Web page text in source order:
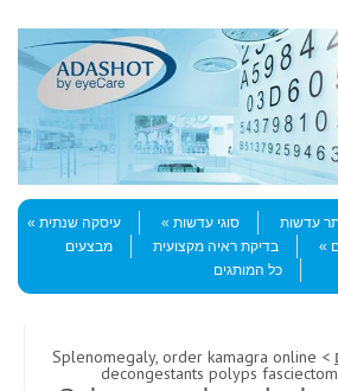
עדשות סוגי עדשות
עיסקה שנתית
בדיקת ראיה מקצועית
מבצעים
כל המותגים
> Splenomegaly, order kamagra online
decongestants polyps